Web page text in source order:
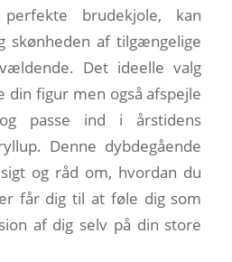
brudekjole, kan
skønheden af tilgængelige
Det ideelle valg
din figur men også afspejle
passe ind i årstidens
Denne dybdegående
og råd om, hvordan du
får dig til at føle dig som
af dig selv på din store